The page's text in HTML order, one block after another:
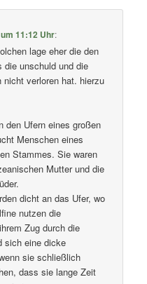
11:12 Uhr:
lage eher die den
die unschuld und die
nicht verloren hat. hierzu
den Ufern eines großen
Menschen eines
Stammes. Sie waren
Mutter und die
dicht an das Ufer, wo
nutzen die
Zug durch die
sich eine dicke
sie schließlich
dass sie lange Zeit